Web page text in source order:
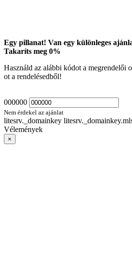
Egy pillanat! Van egy különleges
Takaríts meg 0%
Használd az alábbi kódot a megrendelői
ot a rendelésedből!
000000
Nem érdekel az ajánlat
litesrv._domainkey
Vélemények
×